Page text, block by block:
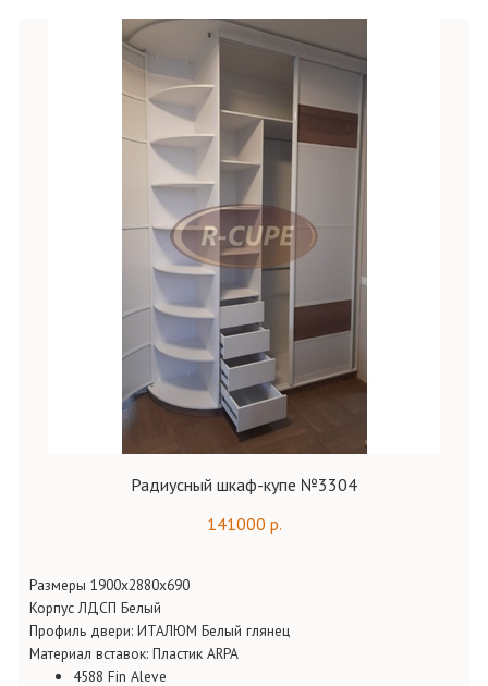
Радиусный шкаф-купе №3304
141000 р.
Размеры 1900х2880х690
Корпус ЛДСП Белый
Профиль двери: ИТАЛЮМ Белый глянец
Материал вставок: Пластик ARPA
4588 Fin Aleve